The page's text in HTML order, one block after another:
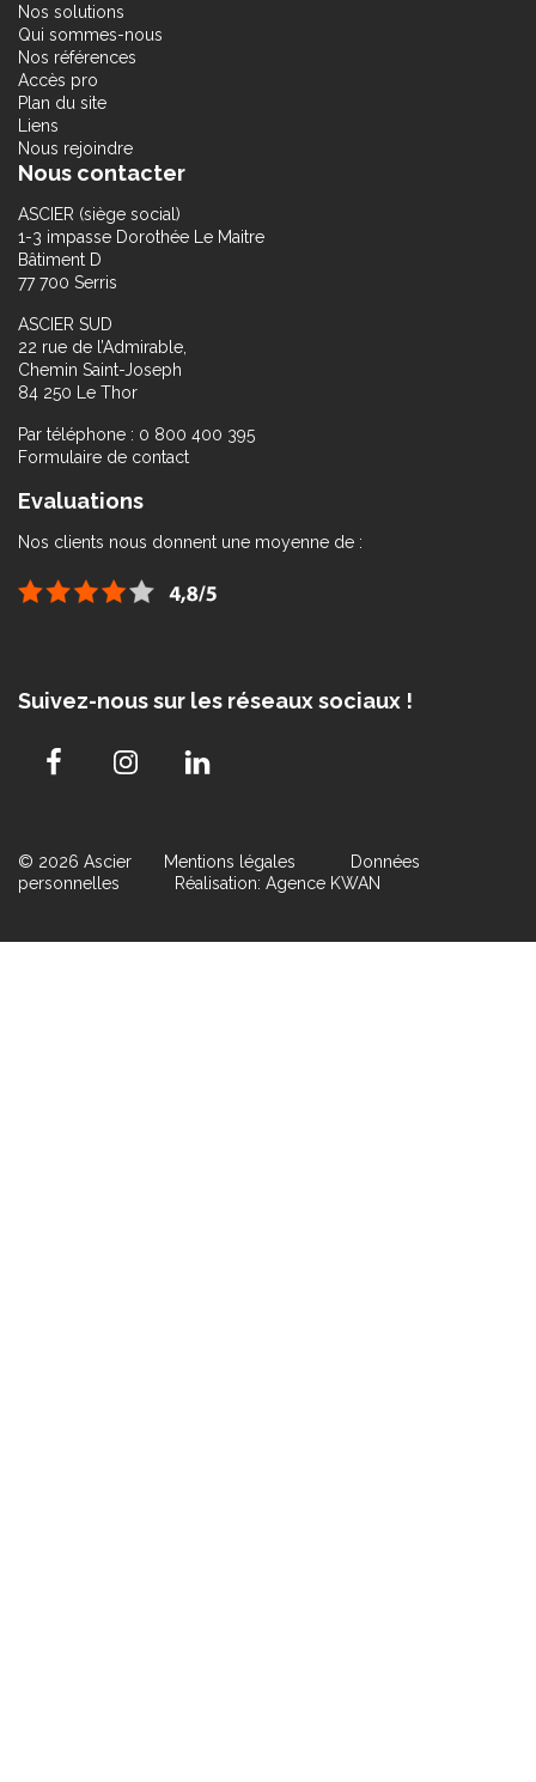
Nos solutions
Qui sommes-nous
Nos références
Accès pro
Plan du site
Liens
Nous rejoindre
Nous contacter
ASCIER (siège social)
1-3 impasse Dorothée Le Maitre
Bâtiment D
77 700 Serris
ASCIER SUD
22 rue de l’Admirable,
Chemin Saint-Joseph
84 250 Le Thor
Par téléphone : 0 800 400 395
Formulaire de contact
Evaluations
Nos clients nous donnent une moyenne de :
Suivez-nous sur les réseaux sociaux !
© 2026 Ascier Mentions légales
Données
personnelles
Réalisation: Agence KWAN